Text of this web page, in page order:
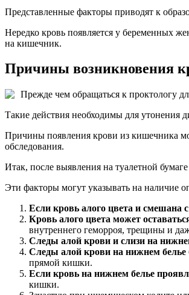
Представленные факторы приводят к
Нередко кровь появляется у беременных
на кишечник.
Причины возникновения
Прежде чем обращаться к проктологу
Такие действия необходимы для утонения
Причины появления крови из кишечника
обследования.
Итак, после выявления на туалетной
Эти факторы могут указывать на наличие
Если кровь алого цвета и смешана
Кровь алого цвета может
внутреннего геморроя, трещины и
Следы алой крови и слизи на
Следы алой крови на нижнем белье
прямой кишки.
Если кровь на нижнем белье
кишки.